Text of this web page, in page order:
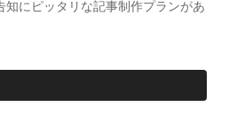
知にピッタリな記事制作プランがあ